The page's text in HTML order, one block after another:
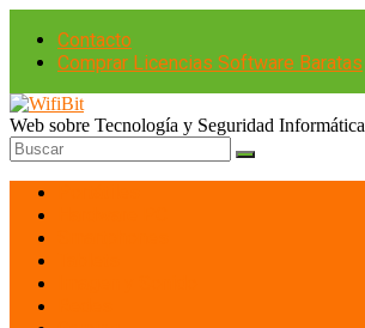
Contacto
Comprar Licencias Software Baratas
Web sobre Tecnología y Seguridad Informática